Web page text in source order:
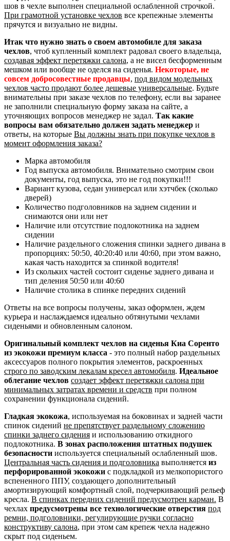
шов в чехле выполнен специальной ослабленной строчкой.
При грамотной установке чехлов все крепежные элементы
прячутся и визуально не видны.
Итак что нужно знать о своем автомобиле для заказа
чехлов, чтоб купленный комплект радовал своего владельца,
создавая эффект перетяжки салона, а не висел бесформенным
мешком или вообще не оделся на сиденья. Некоторые, не
совсем добросовестные продавцы, под видом модельных
чехлов часто продают более дешевые универсальные. Будьте
внимательны при заказе чехлов по телефону, если вы заранее
не заполнили специальную форму заказа на сайте, а
уточняющих вопросов менеджер не задал. Так какие
вопросы вам обязательно должен задать менеджер и
ответы, на которые Вы должны знать при покупке чехлов в
момент оформления заказа?
Марка автомобиля
Год выпуска автомобиля. Внимательно смотрим свои
документы, год выпуска, это не год покупки!!!
Вариант кузова, седан универсал или хэтчбек (сколько
дверей)
Количество подголовников на заднем сидении и
снимаются они или нет
Наличие или отсутствие подлокотника на заднем
сидении
Наличие раздельного сложения спинки заднего дивана в
пропорциях: 50:50, 40:20:40 или 40:60, при этом важно,
какая часть находится за спинкой водителя!
Из скольких частей состоит сиденье заднего дивана и
тип деления 50:50 или 40:60
Наличие столика в спинке передних сидений
Ответы на все вопросы получены, заказ оформлен, ждем
курьера и наслаждаемся идеально обтянутыми чехлами
сиденьями и обновленным салоном.
Оригинальный комплект чехлов на сиденья Киа Соренто
из экокожи премиум класса - это полный набор раздельных
аксессуаров полного покрытия элементов, раскроенных
строго по заводским лекалам кресел автомобиля. Идеальное
облегание чехлов создает эффект перетяжки салона при
минимальных затратах времени и средств при полном
сохранении функционала сидений.
Гладкая экокожа, используемая на боковинах и задней части
спинок сидений не препятствует раздельному сложению
спинки заднего сидения и использованию откидного
подлокотника. В зонах расположения штатных подушек
безопасности используется специальный ослабленный шов.
Центральная часть сидения и подголовника выполняется из
перфорированной экокожи с подкладкой из мелкопористого
вспененного ППУ, создающего дополнительный
амортизирующий комфортный слой, подчеркивающий рельеф
кресла. В спинках передних сидений предусмотрен карман. В
чехлах предусмотрены все технологические отверстия под
ремни, подголовники, регулирующие ручки согласно
конструктиву салона, при этом сам крепеж чехла надежно
скрыт под сиденьем.